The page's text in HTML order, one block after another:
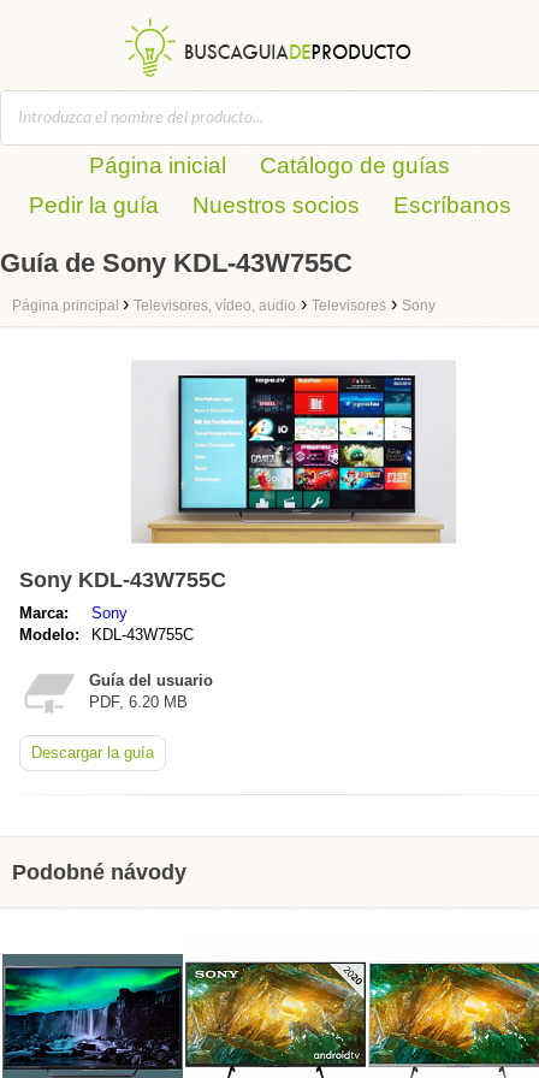
Página inicial
Catálogo de guías
Pedir la guía
Nuestros socios Escríbanos
Guía de Sony KDL-43W755C
Página principal › Televisores, vídeo, audio › Televisores › Sony
Sony KDL-43W755C
Marca:
Sony
Modelo:
KDL-43W755C
Guía del usuario
PDF, 6.20 MB
Descargar la guía
Podobné návody